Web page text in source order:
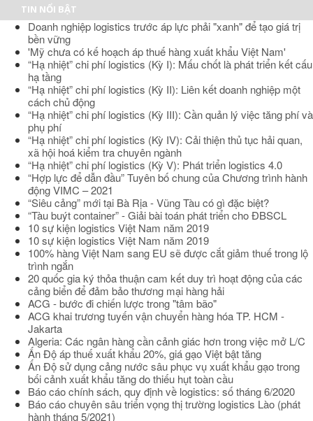
TIN NỔI BẬT
Doanh nghiệp logistics trước áp lực phải "xanh" để tạo giá trị
bền vững
'Mỹ chưa có kế hoạch áp thuế hàng xuất khẩu Việt Nam'
“Hạ nhiệt” chi phí logistics (Kỳ I): Mấu chốt là phát triển kết cấu
hạ tầng
“Hạ nhiệt” chi phí logistics (Kỳ II): Liên kết doanh nghiệp một
cách chủ động
“Hạ nhiệt” chi phí logistics (Kỳ III): Cần quản lý việc tăng phí và
phụ phí
“Hạ nhiệt” chi phí logistics (Kỳ IV): Cải thiện thủ tục hải quan,
xã hội hoá kiểm tra chuyên ngành
“Hạ nhiệt” chi phí logistics (Kỳ V): Phát triển logistics 4.0
“Hợp lực để dẫn đầu” Tuyên bố chung của Chương trình hành
động VIMC – 2021
“Siêu cảng” mới tại Bà Rịa - Vũng Tàu có gì đặc biệt?
“Tàu buýt container” - Giải bài toán phát triển cho ĐBSCL
10 sự kiện logistics Việt Nam năm 2019
10 sự kiện logistics Việt Nam năm 2019
100% hàng Việt Nam sang EU sẽ được cắt giảm thuế trong lộ
trình ngắn
20 quốc gia ký thỏa thuận cam kết duy trì hoạt động của các
cảng biển để đảm bảo thương mại hàng hải
ACG - bước đi chiến lược trong "tâm bão"
ACG khai trương tuyến vận chuyển hàng hóa TP. HCM -
Jakarta
Algeria: Các ngân hàng cần cảnh giác hơn trong việc mở L/C
Ấn Độ áp thuế xuất khẩu 20%, giá gạo Việt bật tăng
Ấn Độ sử dụng cảng nước sâu phục vụ xuất khẩu gạo trong
bối cảnh xuất khẩu tăng do thiếu hụt toàn cầu
Báo cáo chính sách, quy định về logistics: số tháng 6/2020
Báo cáo chuyên sâu triển vọng thị trường logistics Lào (phát
hành tháng 5/2021)